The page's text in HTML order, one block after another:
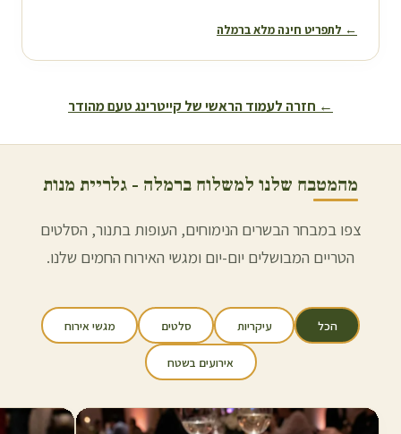
← לתפריט חינה מלא ברמלה
← חזרה לעמוד הראשי של קייטרינג טעם מהודר
מהמטבח שלנו למשלוח ברמלה - גלריית מנות
צפו במבחר הבשרים הנימוחים, העופות בתנור, הסלטים
הטריים המבושלים יום-יום ומגשי האירוח החמים שלנו.
הכל עיקריות סלטים מגשי אירוח
אירועים בשטח